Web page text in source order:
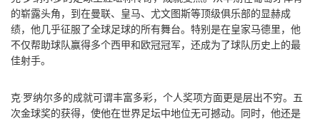
的崭露头角，到在曼联、皇马、尤文图斯等顶级俱乐部的显赫成
绩，他几乎征服了全球足球的所有舞台。特别是在皇家马德里，他
不仅帮助球队赢得多个西甲和欧冠冠军，还成为了球队历史上的最
佳射手。
克·罗纳尔多的成就可谓丰富多彩，个人奖项方面更是层出不穷。五
次金球奖的获得，使他在世界足坛中地位无可撼动。同时，他还是